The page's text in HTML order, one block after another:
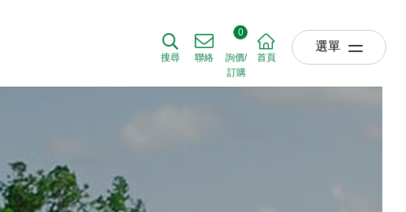
選單
搜尋 聯絡
0
詢價/
訂購
首頁